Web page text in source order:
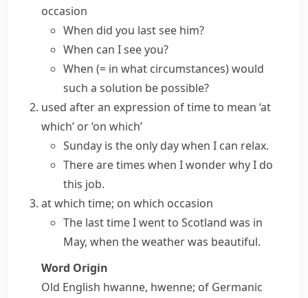
occasion
When did you last see him?
When can I see you?
When (= in what circumstances)would
such a solution be possible?
used after an expression of time to mean ‘at
which’ or ‘on which’
Sunday is the only day when I can relax.
There are times when I wonder why I do
this job.
at which time; on which occasion
The last time I went to Scotland was in
May, when the weather was beautiful.
Word Origin
Old English hwanne, hwenne; of Germanic